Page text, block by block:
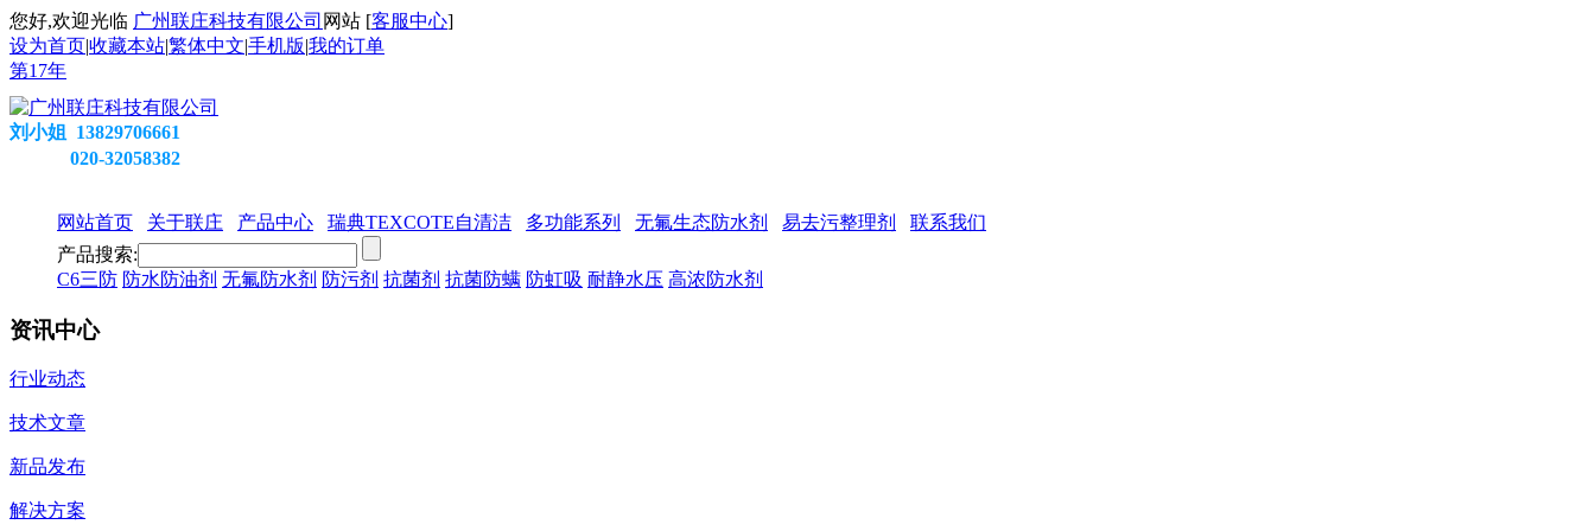
您好,欢迎光临 广州联庄科技有限公司 网站 [客服中心]
设为首页|收藏本站|繁体中文|手机版|我的订单
第17年
刘小姐 13829706661
020-32058382
网站首页 关于联庄 产品中心 瑞典TEXCOTE自清洁 多功能系列 无氟生态防水剂 易去污整理剂
联系我们
产品搜索:
C6三防 防水防油剂 无氟防水剂 防污剂 抗菌剂 抗菌防螨 防虹吸 耐静水压 高浓防水剂
资讯中心
行业动态
技术文章
新品发布
解决方案